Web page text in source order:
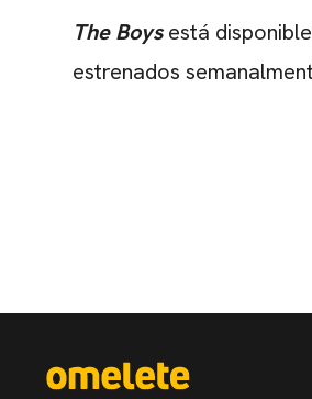
The Boysestá
estrenados